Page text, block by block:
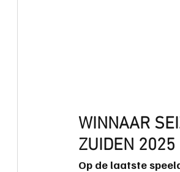
WINNAAR
ZUIDEN 2025
Op de laatste